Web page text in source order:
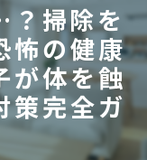
掃除を
怖の健康
が体を蝕
策完全ガ